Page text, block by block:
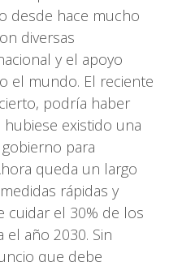
desde hace mucho
diversas
y el apoyo
el mundo. El reciente
podría haber
existido una
para
queda un largo
rápidas y
cuidar el 30% de los
el año 2030. Sin
que debe